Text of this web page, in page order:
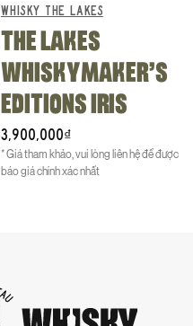
WHISKY THE LAKES
THE LAKES
WHISKYMAKER’S
EDITIONS IRIS
3,900,000₫
* Giá tham khảo, vui lòng liên hệ để được
báo giá chính xác nhất